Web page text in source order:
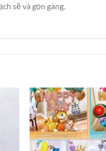
sẽ và gọn gàng.